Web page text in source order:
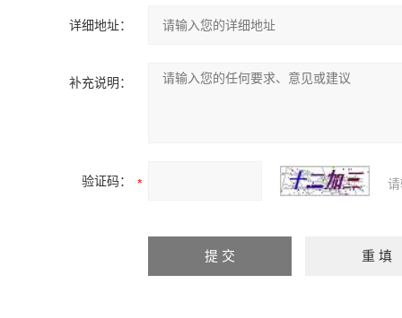
详细地址：
补充说明：
验证码：